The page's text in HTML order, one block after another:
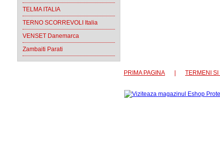
TELMA ITALIA
TERNO SCORREVOLI Italia
VENSET Danemarca
Zambaiti Parati
PRIMA PAGINA TERMENI SI